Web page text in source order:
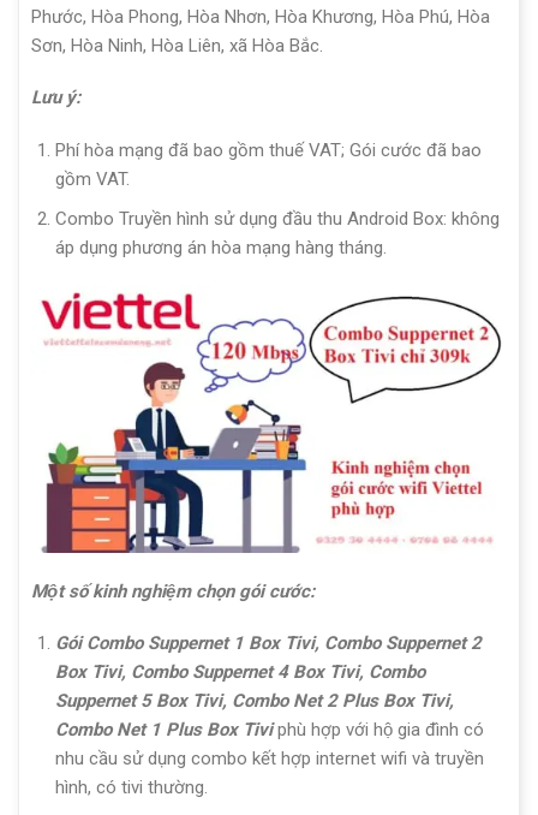
Phước, Hòa Phong, Hòa Nhơn, Hòa Khương, Hòa Phú, Hòa
Sơn, Hòa Ninh, Hòa Liên, xã Hòa Bắc.
Lưu ý:
Phí hòa mạng đã bao gồm thuế VAT; Gói cước đã bao
gồm VAT.
Combo Truyền hình sử dụng đầu thu Android Box: không
áp dụng phương án hòa mạng hàng tháng.
Một số kinh nghiệm chọn gói cước:
Gói Combo Suppernet 1 Box Tivi, Combo Suppernet 2
Box Tivi, Combo Suppernet 4 Box Tivi, Combo
Suppernet 5 Box Tivi, Combo Net 2 Plus Box Tivi,
Combo Net 1 Plus Box Tiviphù hợp với hộ gia đình có
nhu cầu sử dụng combo kết hợp internet wifi và truyền
hình, có tivi thường.